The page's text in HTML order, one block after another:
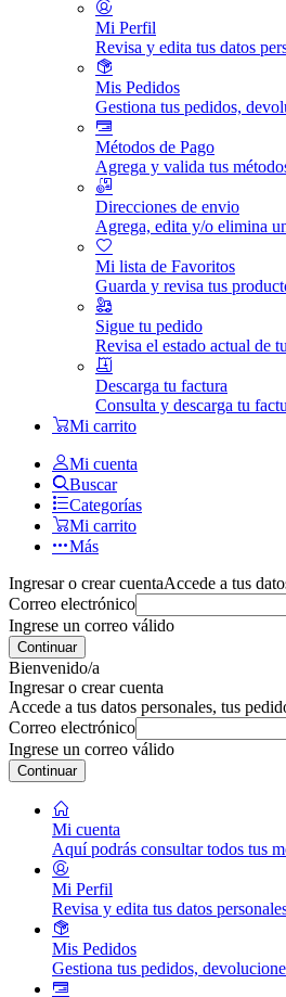
Mi Perfil
Revisa y edita tus datos
Mis Pedidos
Gestiona tus pedidos,
Métodos de Pago
Agrega y valida tus
Direcciones de envio
Agrega, edita y/o elimina
Mi lista de Favoritos
Guarda y revisa tus
Sigue tu pedido
Revisa el estado actual de
Descarga tu factura
Consulta y descarga tu
Mi carrito
Mi cuenta
Buscar
Categorías
Mi carrito
Más
Ingresar o crear cuentaAccede a tus
Correo electrónico
Ingrese un correo válido
Continuar
Bienvenido/a
Ingresar o crear cuenta
Accede a tus datos personales, tus
Correo electrónico
Ingrese un correo válido
Continuar
Mi cuenta
Aquí podrás consultar todos tus
Mi Perfil
Revisa y edita tus datos
Mis Pedidos
Gestiona tus pedidos,